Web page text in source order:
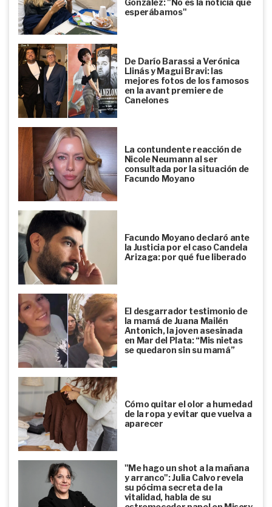
González: "No es la noticia que
esperábamos"
De Darío Barassi a Verónica
Llinás y Magui Bravi: las
mejores fotos de los famosos
en la avant premiere de
Canelones
La contundente reacción de
Nicole Neumann al ser
consultada por la situación de
Facundo Moyano
Facundo Moyano declaró ante
la Justicia por el caso Candela
Arizaga: por qué fue liberado
El desgarrador testimonio de
la mamá de Juana Mailén
Antonich, la joven asesinada
en Mar del Plata: “Mis nietas
se quedaron sin su mamá”
Cómo quitar el olor a humedad
de la ropa y evitar que vuelva a
aparecer
"Me hago un shot a la mañana
y arranco": Julia Calvo revela
su pócima secreta de la
vitalidad, habla de su